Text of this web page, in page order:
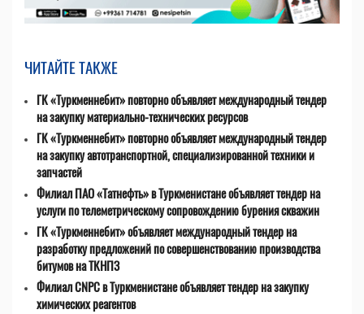
ЧИТАЙТЕ ТАКЖЕ
ГК «Туркменнебит» повторно объявляет международный тендер
на закупку материально-технических ресурсов
ГК «Туркменнебит» повторно объявляет международный тендер
на закупку автотранспортной, специализированной техники и
запчастей
Филиал ПАО «Татнефть» в Туркменистане объявляет тендер на
услуги по телеметрическому сопровождению бурения скважин
ГК «Туркменнебит» объявляет международный тендер на
разработку предложений по совершенствованию производства
битумов на ТКНПЗ
Филиал CNPC в Туркменистане объявляет тендер на закупку
химических реагентов